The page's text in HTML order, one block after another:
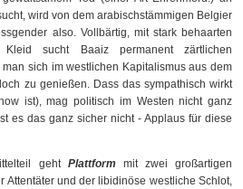
wird von dem arabischstämmigen Belgier
also. Vollbärtig, mit stark behaarten
sucht Baaiz permanent zärtlichen
sich im westlichen Kapitalismus aus dem
zu genießen. Dass das sympathisch wirkt
ist), mag politisch im Westen nicht ganz
es das ganz sicher nicht - Applaus für diese
geht Plattformmit zwei großartigen
Attentäter und der libidinöse westliche Schlot,